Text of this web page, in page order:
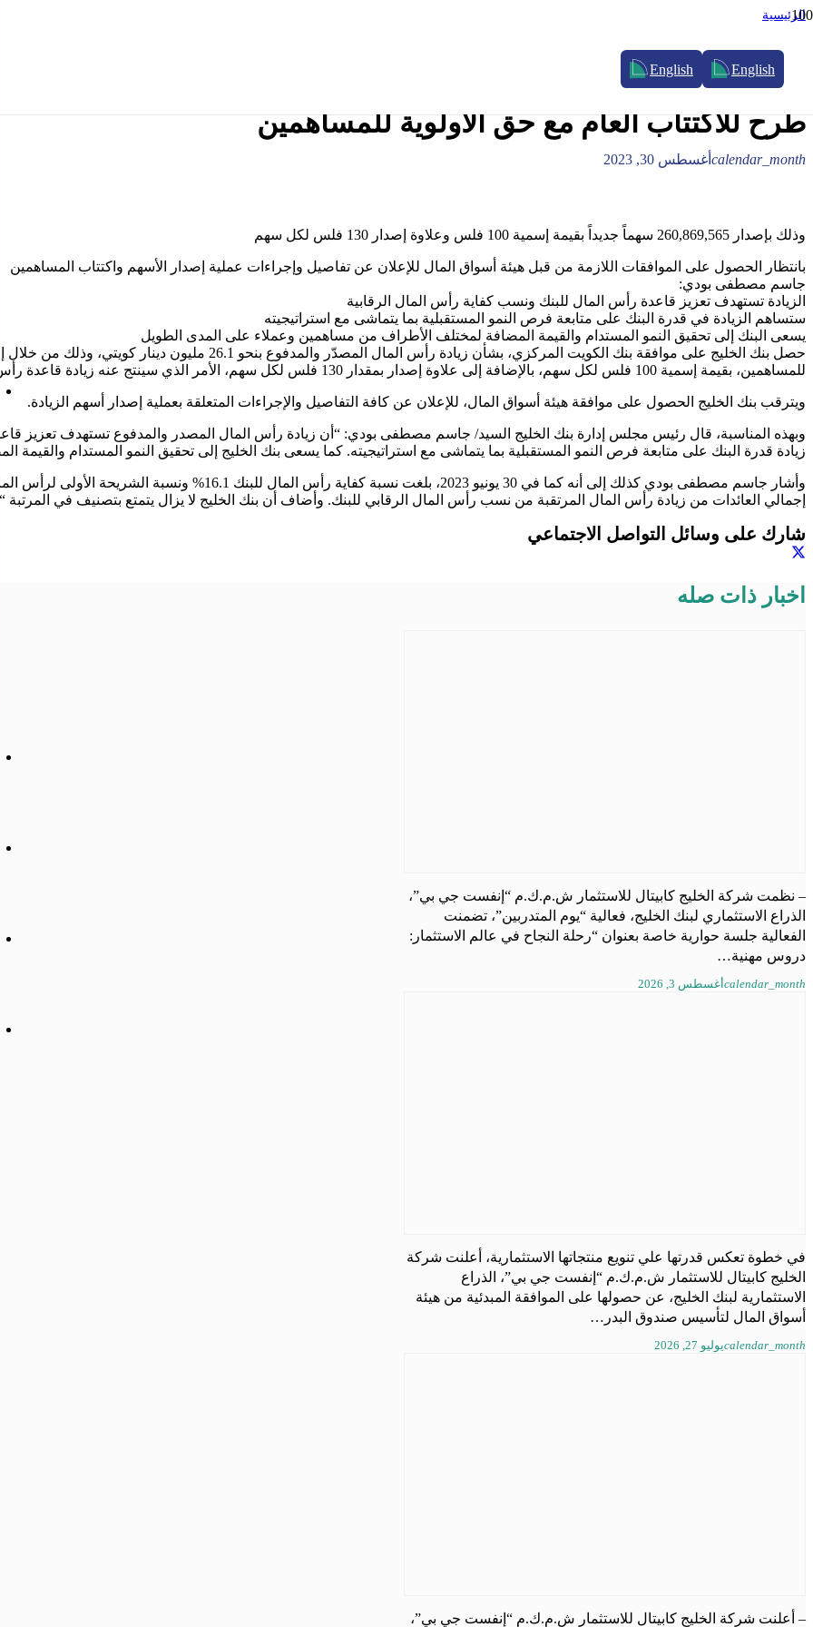
English
English
الرئيسية
بنك الخليج يحصل على موافقة بنك الكويت المركزي على زيادة رأس
طرح للاكتتاب العام مع حق الأولوية للمساهمين
calendar_month أغسطس 30, 2023
وذلك بإصدار 260,869,565 سهماً جديداً بقيمة إسمية 100 فلس وعلاوة إصدار 130 فلس لكل سهم
بانتظار الحصول على الموافقات اللازمة من قبل هيئة أسواق المال للإعلان عن تفاصيل وإجراءات عملية إصدار الأسهم واكتتاب المساهمين
جاسم مصطفى بودي:
الزيادة تستهدف تعزيز قاعدة رأس المال للبنك ونسب كفاية رأس المال الرقابية
ستساهم الزيادة في قدرة البنك على متابعة فرص النمو المستقبلية بما يتماشى مع استراتيجيته
يسعى البنك إلى تحقيق النمو المستدام والقيمة المضافة لمختلف الأطراف من مساهمين وعملاء على المدى الطويل
للمساهمين، بقيمة إسمية 100 فلس لكل سهم، بالإضافة إلى علاوة إصدار بمقدار 130 فلس لكل سهم، الأمر الذي سينتج عنه زيادة قاعدة رأس مال البنك بنحو 60 مليون دينار كويتي.
ويترقب بنك الخليج الحصول على موافقة هيئة أسواق المال، للإعلان عن كافة التفاصيل والإجراءات المتعلقة بعملية إصدار أسهم الزيادة.
وبهذه المناسبة، قال رئيس مجلس إدارة بنك الخليج السيد/ جاسم مصطفى بودي: “أن زيادة رأس المال المصدر والمدفوع تستهدف تعزيز
زيادة قدرة البنك على متابعة فرص النمو المستقبلية بما يتماشى مع استراتيجيته. كما يسعى بنك الخليج إلى تحقيق النمو المستدام
إجمالي العائدات من زيادة رأس المال المرتقبة من نسب رأس المال الرقابي للبنك. وأضاف أن بنك الخليج لا يزال يتمتع بتصنيف في المرتبة “A” من قبل وكالات التصنيف الائتماني الثلاث الكبرى.
شارك على وسائل التواصل الاجتماعي
اخبار ذات صله
– نظمت شركة الخليج كابيتال للاستثمار ش.م.ك.م “إنفست جي بي”،
الذراع الاستثماري لبنك الخليج، فعالية “يوم المتدربين”، تضمنت
الفعالية جلسة حوارية خاصة بعنوان “رحلة النجاح في عالم الاستثمار:
دروس مهنية…
calendar_monthأغسطس 3, 2026
في خطوة تعكس قدرتها علي تنويع منتجاتها الاستثمارية، أعلنت شركة
الخليج كابيتال للاستثمار ش.م.ك.م “إنفست جي بي”، الذراع
الاستثمارية لبنك الخليج، عن حصولها على الموافقة المبدئية من هيئة
أسواق المال لتأسيس صندوق البدر…
calendar_monthيوليو 27, 2026
– أعلنت شركة الخليج كابيتال للاستثمار ش.م.ك.م “إنفست جي بي”،